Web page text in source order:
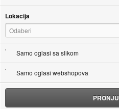
Lokacija
Odaberi
Samo oglasi sa slikom
Samo oglasi webshopova